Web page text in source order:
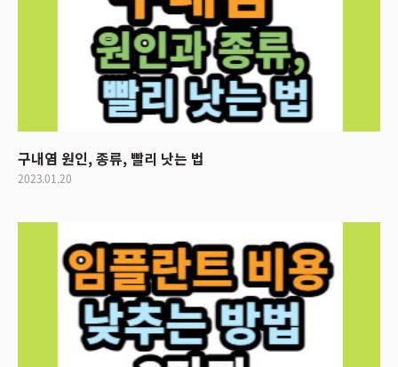
구내염 원인, 종류, 빨리 낫는 법
2023.01.20